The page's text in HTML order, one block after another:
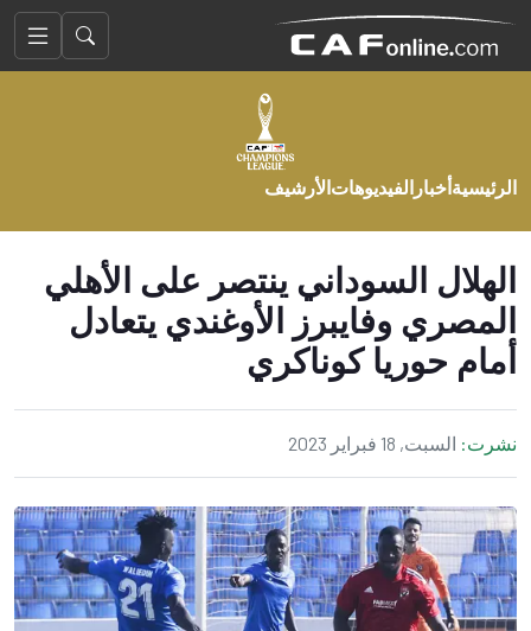
الرئيسيةأخبارالفيديوهاتالأرشيف
الهلال السوداني ينتصر على الأهلي
المصري وفايبرز الأوغندي يتعادل
أمام حوريا كوناكري
نشرت: السبت, 18 فبراير 2023